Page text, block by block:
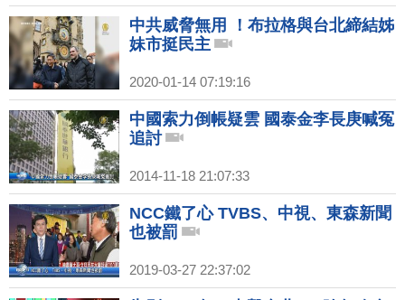
中共威脅無用 ！布拉格與台北締結姊
妹市挺民主
2020-01-14 07:19:16
中國索力倒帳疑雲 國泰金李長庚喊冤
追討
2014-11-18 21:07:33
NCC鐵了心 TVBS、中視、東森新聞
也被罰
2019-03-27 22:37:02